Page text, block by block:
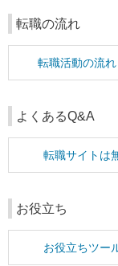
転職の流れ
転職活動の流れ
よくあるQ&A
転職サイトは
お役立ち
お役立ちツー